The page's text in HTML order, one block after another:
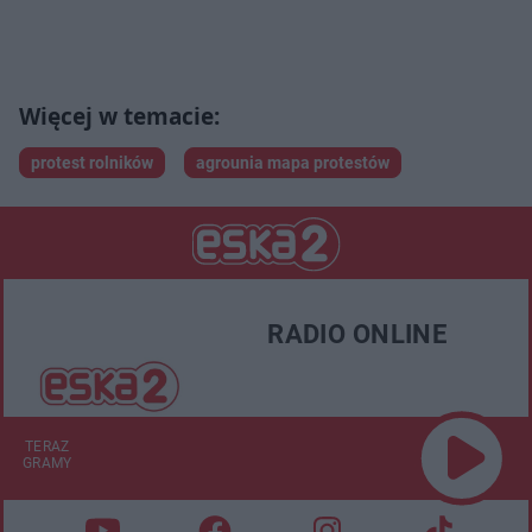
protest rolników agrounia mapa protestów
RADIO ONLINE
TERAZ
GRAMY